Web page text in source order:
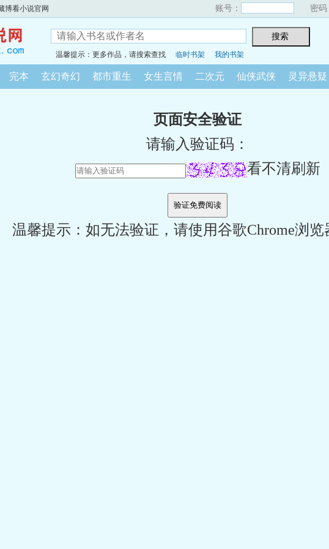
博看小说官网 账号： 密码
温馨提示：更多作品，请搜索查找 临时书架 我的书架
完本 玄幻奇幻 都市重生 女生言情 二次元 仙侠武侠 灵异悬疑
页面安全验证
请输入验证码：
看不清刷新
温馨提示：如无法验证，请使用谷歌Chrome浏览